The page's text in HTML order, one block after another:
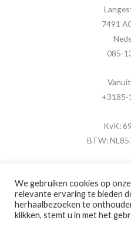
7491
085-
+3185-
KvK:
BTW:
Copyright ©
We gebruiken cookies op
relevante ervaring te bieden
herhaalbezoeken te
klikken, stemt u in met het